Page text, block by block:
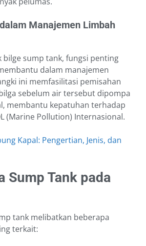
Manajemen Limbah
sump tank, fungsi penting
dalam manajemen
ini memfasilitasi pemisahan
sebelum air tersebut dipompa
membantu kepatuhan terhadap
(Marine Pollution) Internasional.
Kapal: Pengertian, Jenis, dan
Sump Tank pada
tank melibatkan beberapa
terkait: